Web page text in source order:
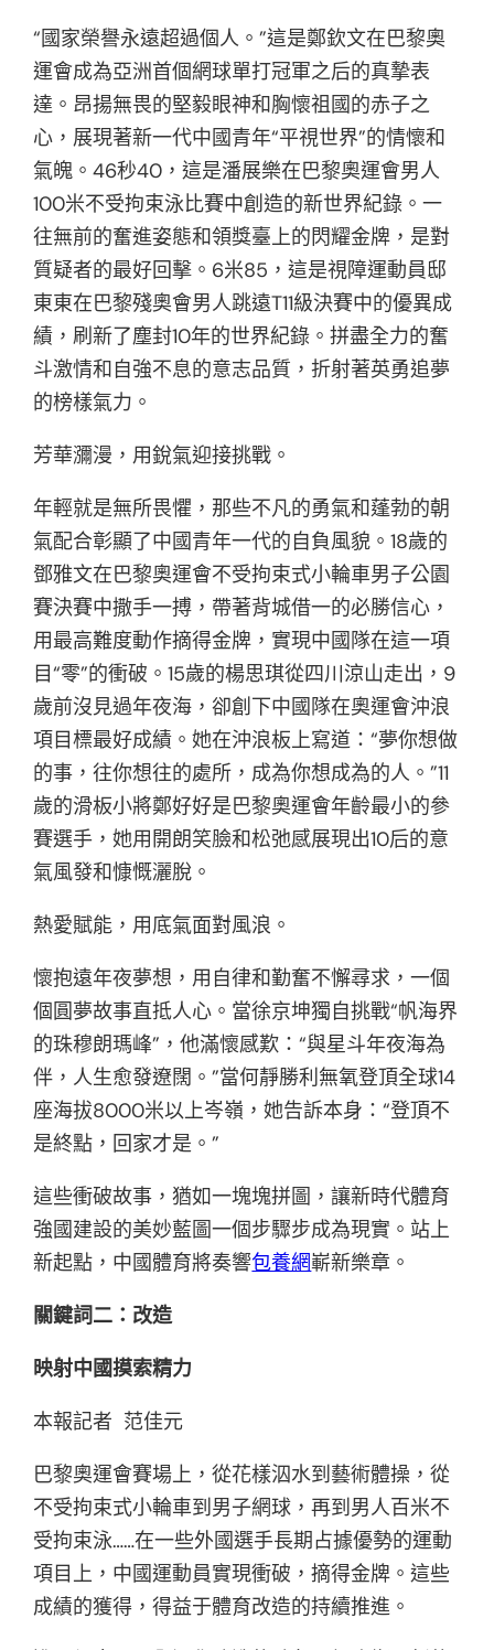
“國家榮譽永遠超過個人。”這是鄭欽文在巴黎奧
運會成為亞洲首個網球單打冠軍之后的真摯表
達。昂揚無畏的堅毅眼神和胸懷祖國的赤子之
心，展現著新一代中國青年“平視世界”的情懷和
氣魄。46秒40，這是潘展樂在巴黎奧運會男人
100米不受拘束泳比賽中創造的新世界紀錄。一
往無前的奮進姿態和領獎臺上的閃耀金牌，是對
質疑者的最好回擊。6米85，這是視障運動員邸
東東在巴黎殘奧會男人跳遠T11級決賽中的優異成
績，刷新了塵封10年的世界紀錄。拼盡全力的奮
斗激情和自強不息的意志品質，折射著英勇追夢
的榜樣氣力。
芳華瀰漫，用銳氣迎接挑戰。
年輕就是無所畏懼，那些不凡的勇氣和蓬勃的朝
氣配合彰顯了中國青年一代的自負風貌。18歲的
鄧雅文在巴黎奧運會不受拘束式小輪車男子公園
賽決賽中撒手一搏，帶著背城借一的必勝信心，
用最高難度動作摘得金牌，實現中國隊在這一項
目“零”的衝破。15歲的楊思琪從四川涼山走出，9
歲前沒見過年夜海，卻創下中國隊在奧運會沖浪
項目標最好成績。她在沖浪板上寫道：“夢你想做
的事，往你想往的處所，成為你想成為的人。”11
歲的滑板小將鄭好好是巴黎奧運會年齡最小的參
賽選手，她用開朗笑臉和松弛感展現出10后的意
氣風發和慷慨灑脫。
熱愛賦能，用底氣面對風浪。
懷抱遠年夜夢想，用自律和勤奮不懈尋求，一個
個圓夢故事直抵人心。當徐京坤獨自挑戰“帆海界
的珠穆朗瑪峰”，他滿懷感歎：“與星斗年夜海為
伴，人生愈發遼闊。”當何靜勝利無氧登頂全球14
座海拔8000米以上岑嶺，她告訴本身：“登頂不
是終點，回家才是。”
這些衝破故事，猶如一塊塊拼圖，讓新時代體育
強國建設的美妙藍圖一個步驟步成為現實。站上
新起點，中國體育將奏響包養網嶄新樂章。
關鍵詞二：改造
映射中國摸索精力
本報記者 范佳元
巴黎奧運會賽場上，從花樣泅水到藝術體操，從
不受拘束式小輪車到男子網球，再到男人百米不
受拘束泳……在一些外國選手長期占據優勢的運動
項目上，中國運動員實現衝破，摘得金牌。這些
成績的獲得，得益于體育改造的持續推進。